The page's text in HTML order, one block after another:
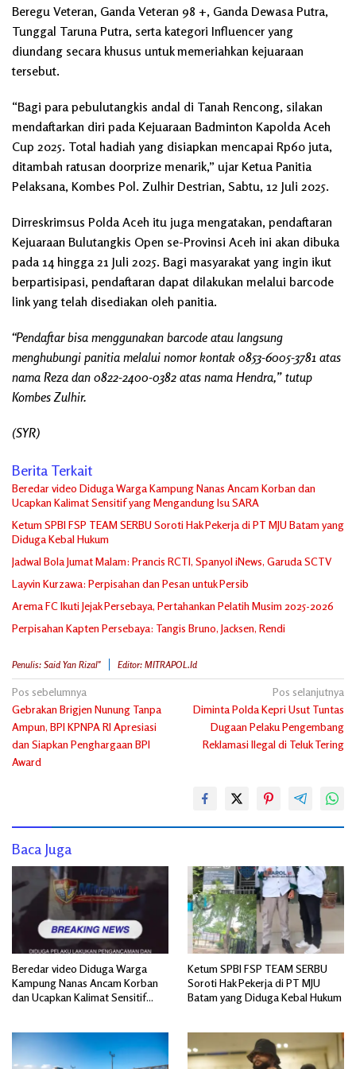
Beregu Veteran, Ganda Veteran 98 +, Ganda Dewasa Putra,
Tunggal Taruna Putra, serta kategori Influencer yang
diundang secara khusus untuk memeriahkan kejuaraan
tersebut.
“Bagi para pebulutangkis andal di Tanah Rencong, silakan
mendaftarkan diri pada Kejuaraan Badminton Kapolda Aceh
Cup 2025. Total hadiah yang disiapkan mencapai Rp60 juta,
ditambah ratusan doorprize menarik,” ujar Ketua Panitia
Pelaksana, Kombes Pol. Zulhir Destrian, Sabtu, 12 Juli 2025.
Dirreskrimsus Polda Aceh itu juga mengatakan, pendaftaran
Kejuaraan Bulutangkis Open se-Provinsi Aceh ini akan dibuka
pada 14 hingga 21 Juli 2025. Bagi masyarakat yang ingin ikut
berpartisipasi, pendaftaran dapat dilakukan melalui barcode
link yang telah disediakan oleh panitia.
“Pendaftar bisa menggunakan barcode atau langsung
menghubungi panitia melalui nomor kontak 0853-6005-3781 atas
nama Reza dan 0822-2400-0382 atas nama Hendra,” tutup
Kombes Zulhir.
(SYR)
Berita Terkait
Beredar video Diduga Warga Kampung Nanas Ancam Korban dan
Ucapkan Kalimat Sensitif yang Mengandung Isu SARA
Ketum SPBI FSP TEAM SERBU Soroti Hak Pekerja di PT MJU Batam yang
Diduga Kebal Hukum
Jadwal Bola Jumat Malam: Prancis RCTI, Spanyol iNews, Garuda SCTV
Layvin Kurzawa: Perpisahan dan Pesan untuk Persib
Arema FC Ikuti Jejak Persebaya, Pertahankan Pelatih Musim 2025-2026
Perpisahan Kapten Persebaya: Tangis Bruno, Jacksen, Rendi
Penulis: Said Yan Rizal" Editor: MITRAPOL.id
Navigasi
pos
Pos sebelumnya
Gebrakan Brigjen Nunung Tanpa
Ampun, BPI KPNPA RI Apresiasi
dan Siapkan Penghargaan BPI
Award
Pos selanjutnya
Diminta Polda Kepri Usut Tuntas
Dugaan Pelaku Pengembang
Reklamasi Ilegal di Teluk Tering
Baca Juga
Beredar video Diduga Warga
Kampung Nanas Ancam Korban
dan Ucapkan Kalimat Sensitif
Ketum SPBI FSP TEAM SERBU
Soroti Hak Pekerja di PT MJU
Batam yang Diduga Kebal Hukum